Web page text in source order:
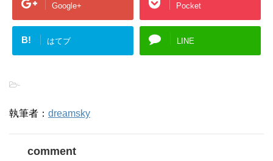
Google+ Pocket
B! はてブ LINE
-
執筆者： dreamsky
comment